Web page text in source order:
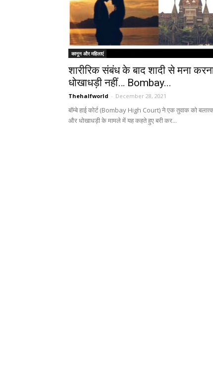
कानून और महिलाएं
शारीरिक संबंध के बाद शादी से मना
धोखाधड़ी नहीं… Bombay...
Thehalfworld - December 28, 2021
बॉम्बे हाई कोर्ट (Bombay High Court) ने एक तुवाक को
और धोखाधड़ी के मामले में यह कहते हुए बरी कर...